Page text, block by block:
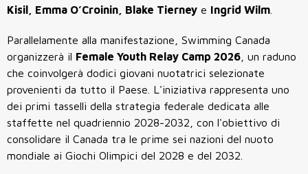
Kisil, Emma O’Croinin, Blake Tierney e Ingrid Wilm
Parallelamente alla manifestazione, Swimming Canada
organizzerà il Female Youth Relay Camp 2026 , un raduno
che coinvolgerà dodici giovani nuotatrici selezionate
provenienti da tutto il Paese. L'iniziativa rappresenta uno
dei primi tasselli della strategia federale dedicata alle
staffette nel quadriennio 2028-2032, con l'obiettivo di
consolidare il Canada tra le prime sei nazioni del nuoto
mondiale ai Giochi Olimpici del 2028 e del 2032.